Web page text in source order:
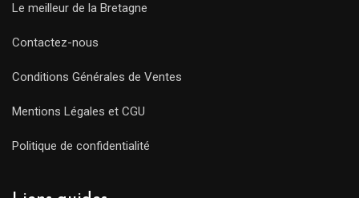
Le meilleur de la Bretagne
Contactez-nous
Conditions Générales de Ventes
Mentions Légales et CGU
Politique de confidentialité